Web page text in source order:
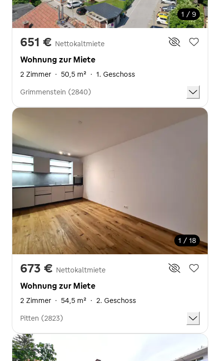
1 / 9
651 € Nettokaltmiete
Wohnung zur Miete
2 Zimmer · 50,5 m² · 1. Geschoss
Grimmenstein (2840)
1 / 18
673 € Nettokaltmiete
Wohnung zur Miete
2 Zimmer · 54,5 m² · 2. Geschoss
Pitten (2823)